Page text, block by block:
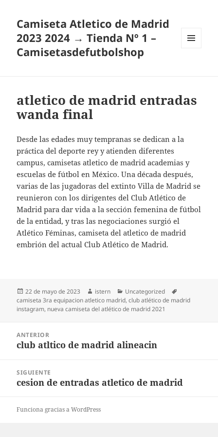
Camiseta Atletico de Madrid
2023 2024 → Tienda Nº 1 –
Camisetasdefutbolshop
atletico de madrid entradas
wanda final
Desde las edades muy tempranas se dedican a la
práctica del deporte rey y atienden diferentes
campus, camisetas atletico de madrid academias y
escuelas de fútbol en México. Una década después,
varias de las jugadoras del extinto Villa de Madrid se
reunieron con los dirigentes del Club Atlético de
Madrid para dar vida a la sección femenina de fútbol
de la entidad, y tras las negociaciones surgió el
Atlético Féminas, camiseta del atletico de madrid
embrión del actual Club Atlético de Madrid.
Publicado
el
22 de mayo de 2023 Autor
istern Categorías
Uncategorized
camiseta 3ra equipacion atletico madrid,club atlético de madrid
instagram, nueva camiseta del atlético de madrid 2021
entradas
ANTERIOR
Entrada
club atltico de madrid alineacin
SIGUIENTE
Entrada
cesion de entradas atletico de madrid
Funciona gracias a WordPress